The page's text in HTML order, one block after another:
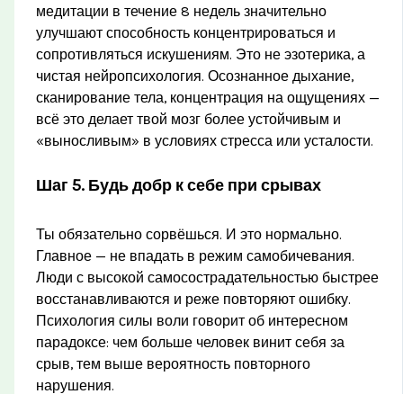
медитации в течение 8 недель значительно
улучшают способность концентрироваться и
сопротивляться искушениям. Это не эзотерика, а
чистая нейропсихология. Осознанное дыхание,
сканирование тела, концентрация на ощущениях —
всё это делает твой мозг более устойчивым и
«выносливым» в условиях стресса или усталости.
Шаг 5. Будь добр к себе при срывах
Ты обязательно сорвёшься. И это нормально.
Главное — не впадать в режим самобичевания.
Люди с высокой самосострадательностью быстрее
восстанавливаются и реже повторяют ошибку.
Психология силы воли говорит об интересном
парадоксе: чем больше человек винит себя за
срыв, тем выше вероятность повторного
нарушения.